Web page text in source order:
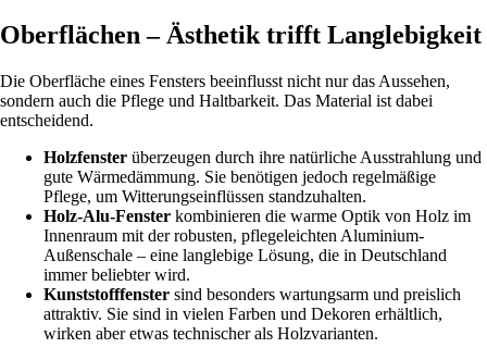
Oberflächen – Ästhetik trifft Langlebigkeit
Die Oberfläche eines Fensters beeinflusst nicht nur das Aussehen,
sondern auch die Pflege und Haltbarkeit. Das Material ist dabei
entscheidend.
Holzfenster überzeugen durch ihre natürliche Ausstrahlung und
gute Wärmedämmung. Sie benötigen jedoch regelmäßige
Pflege, um Witterungseinflüssen standzuhalten.
Holz-Alu-Fenster kombinieren die warme Optik von Holz im
Innenraum mit der robusten, pflegeleichten Aluminium-
Außenschale – eine langlebige Lösung, die in Deutschland
immer beliebter wird.
Kunststofffenster sind besonders wartungsarm und preislich
attraktiv. Sie sind in vielen Farben und Dekoren erhältlich,
wirken aber etwas technischer als Holzvarianten.